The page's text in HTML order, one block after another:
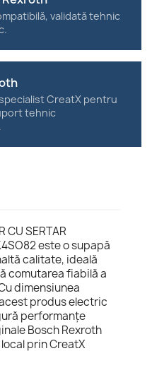
garanție inclusă și
validată tehnic
CreatX pentru
tehnic
CU SERTAR
este o supapă
calitate, ideală
comutarea fiabilă a